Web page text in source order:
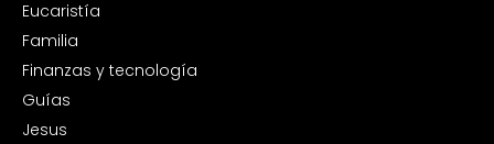
Eucaristía
Familia
Finanzas y tecnología
Guías
Jesus